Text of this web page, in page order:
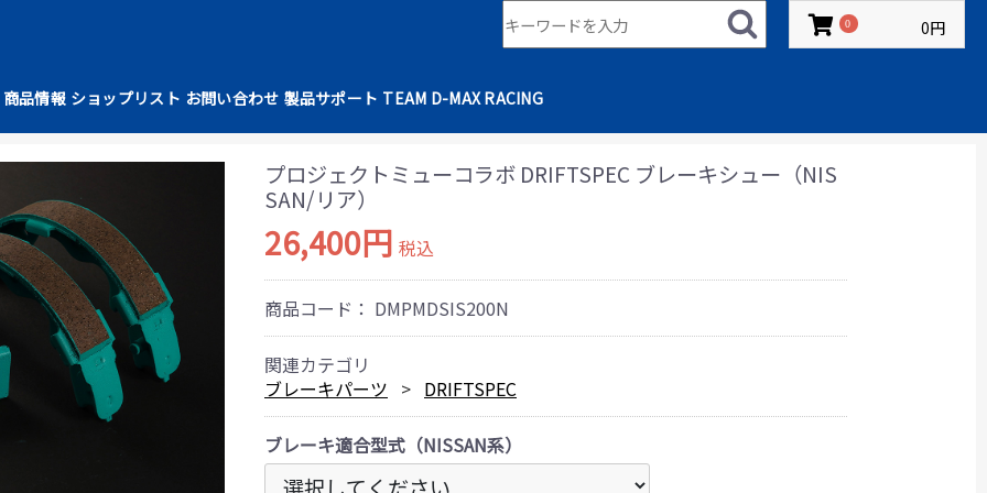
商品情報 ショップリスト お問い合わせ 製品サポート TEAM D-MAX RACING
0 0円
プロジェクトミューコラボ DRIFTSPEC ブレーキシュー（NIS
SAN/リア）
26,400円 税込
商品コード： DMPMDSIS200N
関連カテゴリ
ブレーキパーツ
DRIFTSPEC
ブレーキ適合型式（NISSAN系）